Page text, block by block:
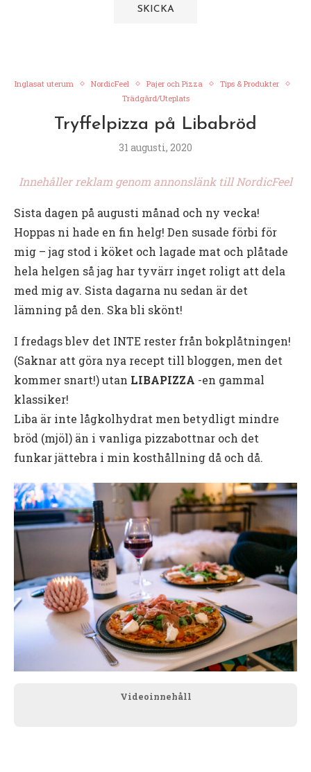
Inglasat uterum NordicFeel Pajer och Pizza
Tips & Produkter
Trädgård/Uteplats
Tryffelpizza på Libabröd
31 augusti, 2020
Innehåller reklam genom annonslänk till NordicFeel
Sista dagen på augusti månad och ny vecka!
Hoppas ni hade en fin helg! Den susade förbi för
mig – jag stod i köket och lagade mat och plåtade
hela helgen så jag har tyvärr inget roligt att dela
med mig av. Sista dagarna nu sedan är det
lämning på den. Ska bli skönt!
I fredags blev det INTE rester från bokplåtningen!
(Saknar att göra nya recept till bloggen, men det
kommer snart!) utan LIBAPIZZA -en gammal
klassiker!
Liba är inte lågkolhydrat men betydligt mindre
bröd (mjöl) än i vanliga pizzabottnar och det
funkar jättebra i min kosthållning då och då.
Videoinnehåll